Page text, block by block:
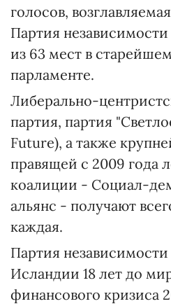
голосов,
Партия
из 63 мест в
парламенте.
Либерально-
партия, партия
Future), а также
правящей с 2009 года
коалиции - Социал-
альянс - получают
каждая.
Партия независимости
Исландии 18 лет до
финансового кризиса